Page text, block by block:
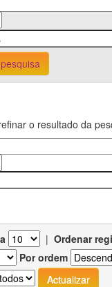
o resultado da
| Ordenar
Por ordem